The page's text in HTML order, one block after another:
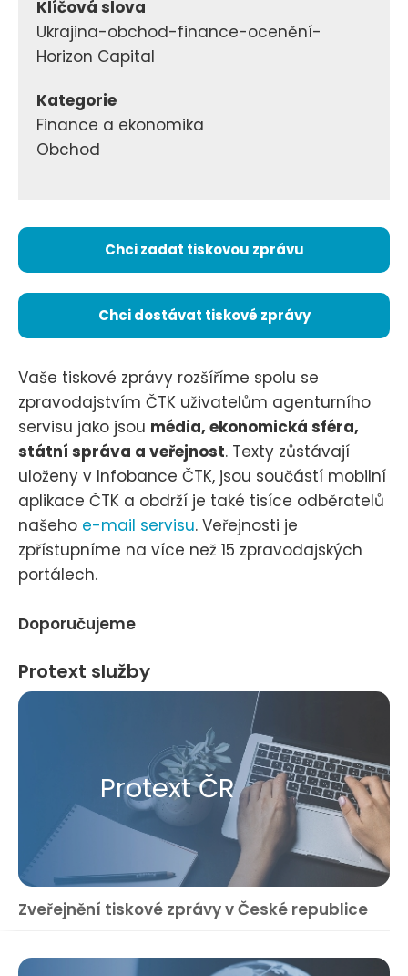
Klíčová slova
Ukrajina-obchod-finance-ocenění-
Horizon Capital
Kategorie
Finance a ekonomika
Obchod
Chci zadat tiskovou zprávu
Chci dostávat tiskové zprávy
Vaše tiskové zprávy rozšíříme spolu se
zpravodajstvím ČTK uživatelům agenturního
servisu jako jsou média, ekonomická sféra,
státní správa a veřejnost. Texty zůstávají
uloženy v Infobance ČTK, jsou součástí mobilní
aplikace ČTK a obdrží je také tisíce odběratelů
našeho e-mail servisu. Veřejnosti je
zpřístupníme na více než 15 zpravodajských
portálech.
Doporučujeme
Protext služby
Protext ČR
Zveřejnění tiskové zprávy v České republice